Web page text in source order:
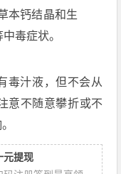
本钙结晶和生
毒症状。
毒汁液，但不会从
意不随意攀折或不
元提现